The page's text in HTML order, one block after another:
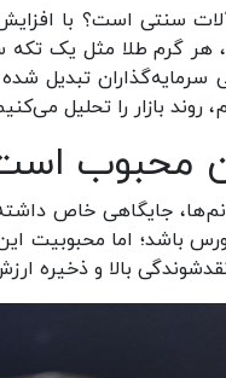
سنتی است؟ با
هر گرم طلا مثل یک
سرمایه‌گذاران تبدیل
روند بازار را تحلیل
محبوب
جایگاهی خاص
باشد؛ اما محبوبیت
نقدشوندگی بالا و ذخیره